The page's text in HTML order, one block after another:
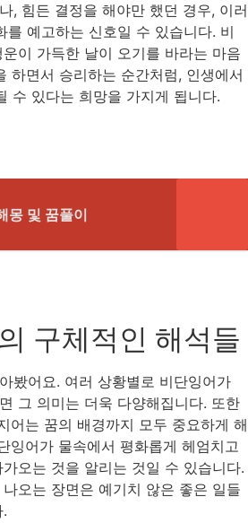
, 힘든 결정을 해야만 했던 경우, 이러
를 예고하는 신호일 수 있습니다. 비
이 가득한 날이 오기를 바라는 마음
하면서 승리하는 순간처럼, 인생에서
수 있다는 희망을 가지게 됩니다.
몽 및 꿈풀이
구체적인 해석들
봤어요. 여러 상황별로 비단잉어가
그 의미는 더욱 다양해집니다. 또한
어는 꿈의 배경까지 모두 중요하게 해
잉어가 물속에서 평화롭게 헤엄치고
오는 것을 알리는 것일 수 있습니다.
오는 장면은 예기치 않은 좋은 일들